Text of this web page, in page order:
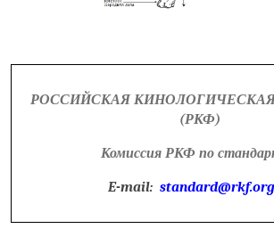
РОССИЙСКАЯ
(РКФ)
Комиссия РКФ по
E-mail: